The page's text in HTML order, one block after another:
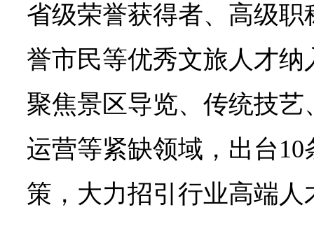
省级荣誉获得者、高级
誉市民等优秀文旅人才
聚焦景区导览、传统技
运营等紧缺领域，出台
策，大力招引行业高端人